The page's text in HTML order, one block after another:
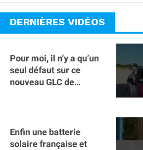
DERNIÈRES VIDÉOS
Pour moi, il n’y a qu’un
seul défaut sur ce
nouveau GLC de
Enfin une batterie
solaire française et